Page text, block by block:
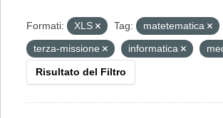
Formati: XLS Tag: matetematica
terza-missione
informatica
Risultato del Filtro